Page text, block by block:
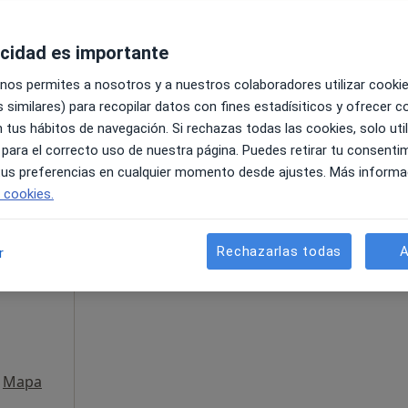
Hermanas •Mapa
Mapa
La reserva de cita online no está
Pedir una cita
es importante
permites a nosotros y a nuestros colaboradores utilizar
similares) para recopilar datos con fines estadísiticos y ofrecer
tus hábitos de navegación. Si rechazas todas las cookies, solo
el correcto uso de nuestra página. Puedes retirar tu
preferencias en cualquier momento desde ajustes. Más
Rechazarlas todas